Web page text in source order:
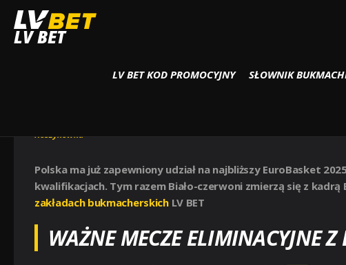
LV BET
LV BET KOD PROMOCYJNY SŁOWNIK
Strona główna Koszykówka
EUROBASKET 2025: POLSKA –
Koszykówka
Polska ma już zapewniony udział na najbliższy EuroBasket
kwalifikacjach. Tym razem Biało-czerwoni zmierzą się z
zakładach bukmacherskichLV BET
WAŻNE MECZE ELIMINACYJNE